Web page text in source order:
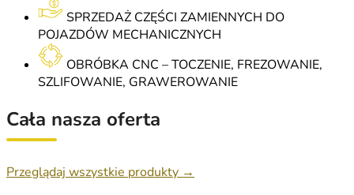
SPRZEDAŻ CZĘŚCI ZAMIENNYCH DO
POJAZDÓW MECHANICZNYCH
OBRÓBKA CNC – TOCZENIE, FREZOWANIE,
SZLIFOWANIE, GRAWEROWANIE
Cała nasza oferta
Przeglądaj wszystkie produkty →